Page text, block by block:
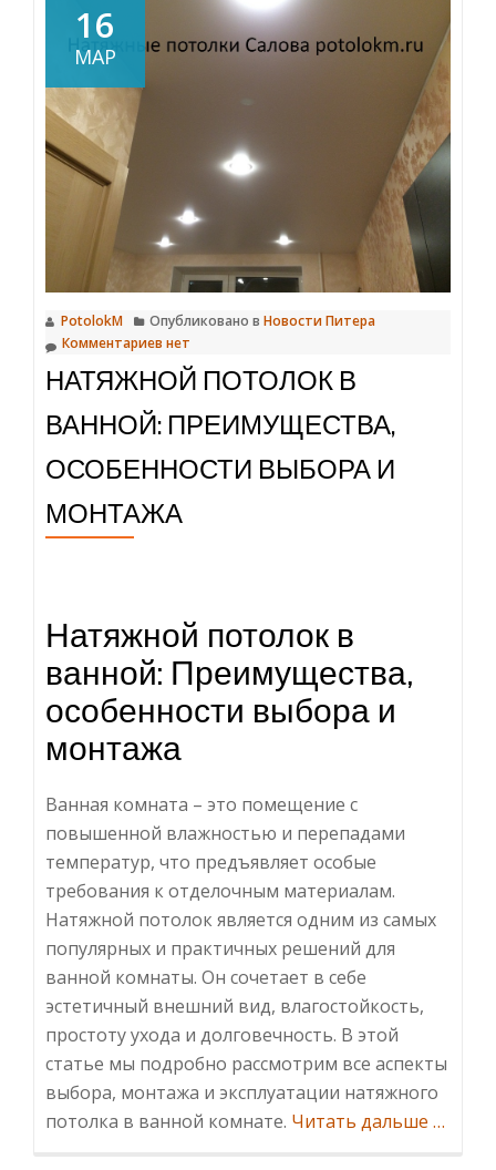
16
МАР
PotolokM Опубликовано в Новости Питера
Комментариев нет
НАТЯЖНОЙ ПОТОЛОК В
ВАННОЙ: ПРЕИМУЩЕСТВА,
ОСОБЕННОСТИ ВЫБОРА И
МОНТАЖА
Натяжной потолок в
ванной: Преимущества,
особенности выбора и
монтажа
Ванная комната – это помещение с
повышенной влажностью и перепадами
температур, что предъявляет особые
требования к отделочным материалам.
Натяжной потолок является одним из самых
популярных и практичных решений для
ванной комнаты. Он сочетает в себе
эстетичный внешний вид, влагостойкость,
простоту ухода и долговечность. В этой
статье мы подробно рассмотрим все аспекты
выбора, монтажа и эксплуатации натяжного
потолка в ванной комнате. Читать дальше …